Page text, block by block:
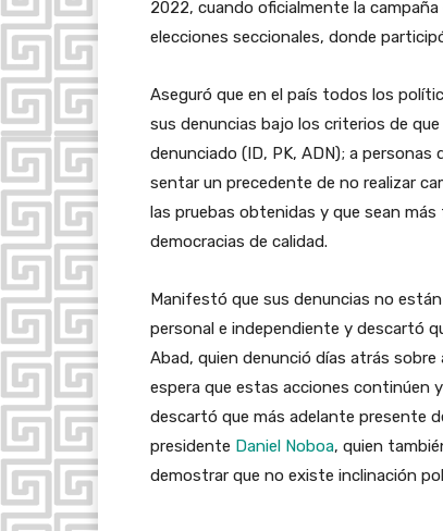
2022, cuando oficialmente la
elecciones seccionales, donde
Aseguró que en el país todos los
sus denuncias bajo los criterios de
denunciado (ID, PK, ADN); a
sentar un precedente de no realizar
las pruebas obtenidas y que sean
democracias de calidad.
Manifestó que sus denuncias no
personal e independiente y descartó
Abad, quien denunció días atrás
espera que estas acciones continúen
descartó que más adelante presente
presidente Daniel Noboa, quien
demostrar que no existe inclinación